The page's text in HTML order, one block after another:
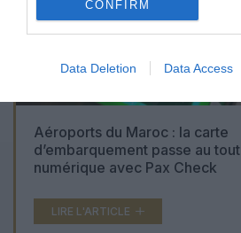
CONFIRM
Data Deletion Data Access
Aéroports du Maroc : la carte
d’embarquement passe au tout
numérique avec Pax Check
LIRE L'ARTICLE